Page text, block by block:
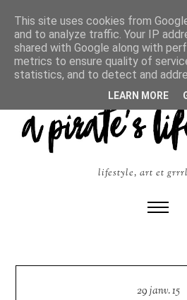
lifestyle, art et
29 janv. 15
This site uses cookies from
and to analyze traffic. Your IP
shared with Google along with
metrics to ensure quality of
statistics, and to detect and
LEARN MORE